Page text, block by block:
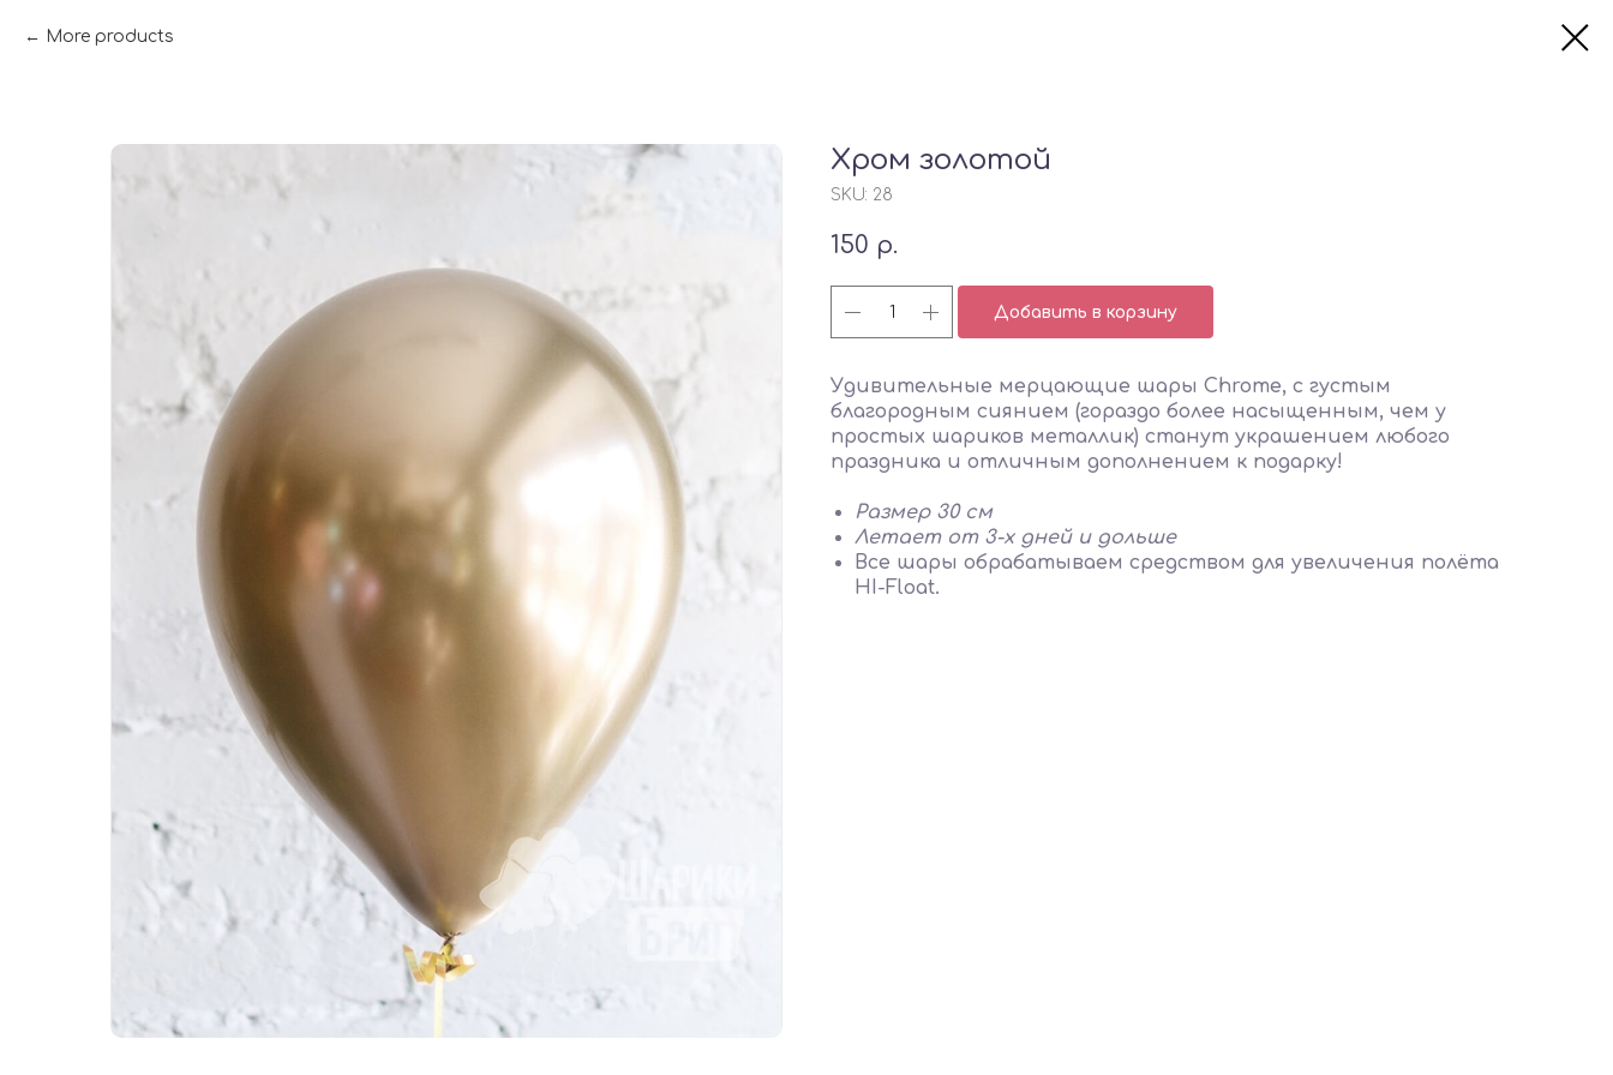
More products
Хром золотой
SKU: 28
150 р.
Добавить в корзину
Удивительные мерцающие шары Chrome, с густым
благородным сиянием (гораздо более насыщенным, чем у
простых шариков металлик) станут украшением любого
праздника и отличным дополнением к подарку!
Размер 30 см
Летает от 3-х дней и дольше
Все шары обрабатываем средством для увеличения полёта
HI-Float.